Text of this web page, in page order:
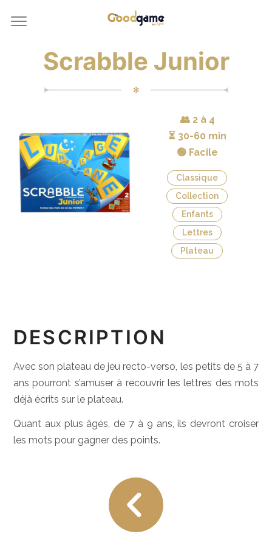
Scrabble Junior
✻
👥 2 à 4
⏳ 30-60 min
🟢 Facile
Classique
Collection
Enfants
Lettres
Plateau
DESCRIPTION
Avec son plateau de jeu recto-verso, les petits de 5 à 7
ans pourront s’amuser à recouvrir les lettres des mots
déjà écrits sur le plateau.
Quant aux plus âgés, de 7 à 9 ans, ils devront croiser
les mots pour gagner des points.